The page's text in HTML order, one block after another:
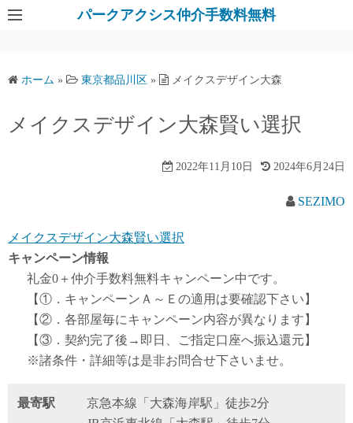
パークアクシス仲介手数料無料
ホーム » 東京都品川区 » メイクスデザイン大森
メイクスデザイン大森賢い選択
2022年11月10日 2024年6月24日
SEZIMO
メイクスデザイン大森賢い選択
キャンペーン情報
礼金0 ＋仲介手数料無料キャンペーン中です。
【①．キャンペーンＡ～Ｅの適用は要確認下さい】
【②．各部屋毎にキャンペーン内容が異なります】
【③．契約完了後→即日、ご指定口座へ振込還元】
※諸条件・詳細等は是非お問合せ下さいませ。
最寄駅
京急本線「大森海岸駅」徒歩2分